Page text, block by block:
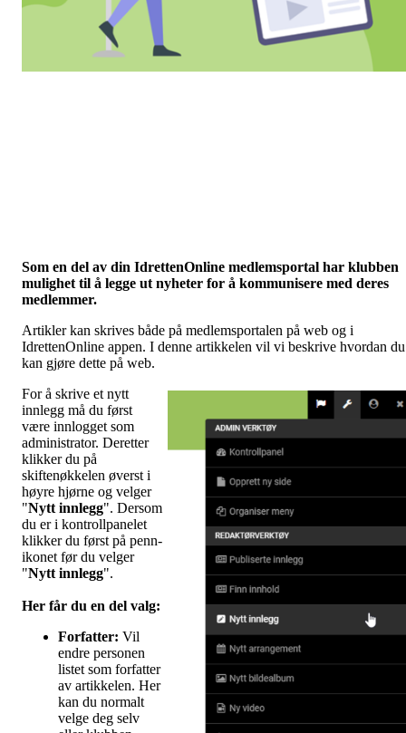
Som en del av din IdrettenOnline medlemsportal har klubben
mulighet til å legge ut nyheter for å kommunisere med deres
medlemmer.
Artikler kan skrives både på medlemsportalen på web og i
IdrettenOnline appen. I denne artikkelen vil vi beskrive hvordan du
kan gjøre dette på web.
For å skrive et nytt
innlegg må du først
være innlogget som
administrator. Deretter
klikker du på
skiftenøkkelen øverst i
høyre hjørne og velger
"Nytt innlegg". Dersom
du er i kontrollpanelet
klikker du først på penn-
ikonet før du velger
"Nytt innlegg".
Her får du en del valg:
Forfatter: Vil
endre personen
listet som forfatter
av artikkelen. Her
kan du normalt
velge deg selv